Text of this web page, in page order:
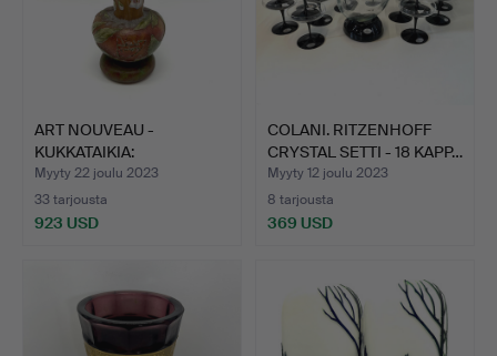
ART NOUVEAU -
KUKKATAIKIA:
TAITEELLINEN MAL…
Myyty 22 joulu 2023
33 tarjousta
923 USD
COLANI. RITZENHOFF
CRYSTAL SETTI - 18 KAPP…
Myyty 12 joulu 2023
8 tarjousta
369 USD